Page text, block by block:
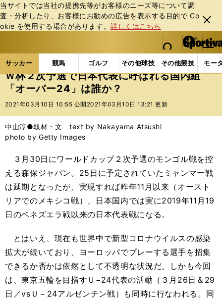
当サイトでは当社の提携先等がお客様のニーズ等について調
査・分析したり、お客様にお勧めの広告を表⽰する⽬的で Co
okie を使⽤する場合があります。詳しくはこちら
閉じ
る
web Sportiva (webスポルティーバ)
検索
マイペ
ー
ジ
メニュ
サッカー 競馬 ゴルフ その他球技 その他競技 モー
ス
ポ
ル
バ
サッカーの記事一覧 サッカー代表 日本代表 Ｗ
Ｗ杯２次予選で日本代表に呼ばれる国内組
「オーバー24」は誰か？
2021年03月10日 10:55 公開 2021年03月10日 13:21 更新
中山淳●取材・文 text by Nakayama Atsushi
photo by Getty Images
３月30日にワールドカップ２次予選のモンゴル戦を控
える森保ジャパン。25日に予定されていたミャンマー戦
は延期となったが、実現すれば昨年11月以来（オースト
リアでのメキシコ戦）、日本国内では実に2019年11月19
日のベネズエラ戦以来の日本代表戦になる。
とはいえ、現在も世界中で新型コロナウイルスの感染
拡大が続いており、ヨーロッパでプレーする選手を招集
できるか否かは依然として不透明な状況だ。しかも今回
は、東京五輪を目指すＵ−24代表の活動（３月26日＆29
日／vsＵ－24アルゼンチン戦）も同時に行なわれる。同